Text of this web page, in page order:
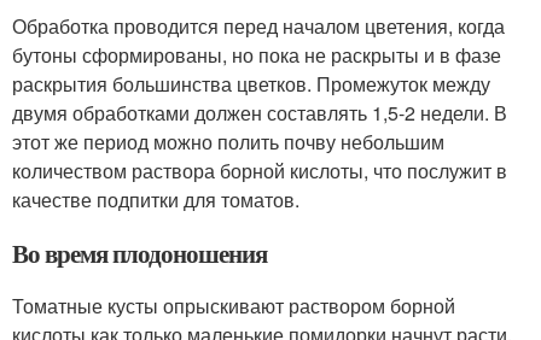
Обработка проводится перед началом цветения, когда
бутоны сформированы, но пока не раскрыты и в фазе
раскрытия большинства цветков. Промежуток между
двумя обработками должен составлять 1,5-2 недели. В
этот же период можно полить почву небольшим
количеством раствора борной кислоты, что послужит в
качестве подпитки для томатов.
Во время плодоношения
Томатные кусты опрыскивают раствором борной
кислоты как только маленькие помидорки начнут расти.